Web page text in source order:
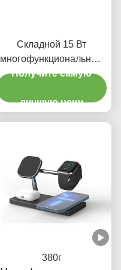
Складной 15 Вт
многофункциональный
беспроводный зарядное
зарядной станции для
Получите самую
лучшую цену
380г